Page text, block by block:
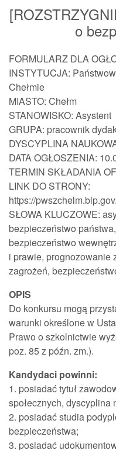
o
FORMULARZ DLA
INSTYTUCJA:
Chełmie
MIASTO: Chełm
STANOWISKO: Asystent
GRUPA: pracownik
DYSCYPLINA
DATA OGŁOSZENIA:
TERMIN SKŁADANIA
LINK DO STRONY:
https://
SŁOWA KLUCZOWE:
bezpieczeństwo
bezpieczeństwo
i prawie, prognozowanie
zagrożeń,
OPIS
Do konkursu mogą
warunki określone w
Prawo o szkolnictwie
poz. 85 z późn. zm.).
Kandydaci powinni:
1. posiadać tytuł
społecznych,
2. posiadać studia
bezpieczeństwa;
3. posiadać